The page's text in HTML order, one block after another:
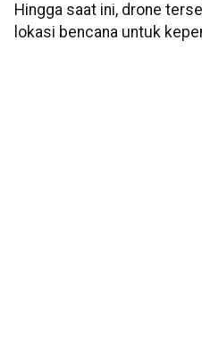
Hingga saat ini, drone
lokasi bencana untuk